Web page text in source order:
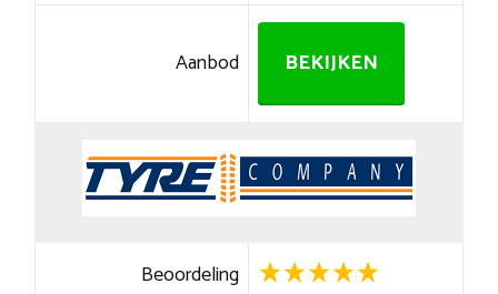
Aanbod BEKIJKEN
Beoordeling